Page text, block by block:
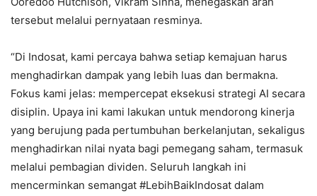
tersebut melalui pernyataan resminya.
“Di Indosat, kami percaya bahwa setiap kemajuan harus
menghadirkan dampak yang lebih luas dan bermakna.
Fokus kami jelas: mempercepat eksekusi strategi AI secara
disiplin. Upaya ini kami lakukan untuk mendorong kinerja
yang berujung pada pertumbuhan berkelanjutan, sekaligus
menghadirkan nilai nyata bagi pemegang saham, termasuk
melalui pembagian dividen. Seluruh langkah ini
mencerminkan semangat #LebihBaikIndosat dalam